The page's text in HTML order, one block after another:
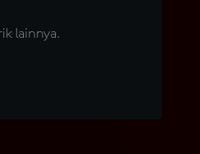
lainnya.